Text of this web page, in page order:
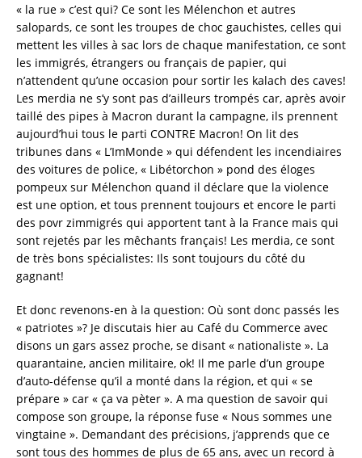
« la rue » c’est qui? Ce sont les Mélenchon et autres
salopards, ce sont les troupes de choc gauchistes, celles qui
mettent les villes à sac lors de chaque manifestation, ce sont
les immigrés, étrangers ou français de papier, qui
n’attendent qu’une occasion pour sortir les kalach des caves!
Les merdia ne s’y sont pas d’ailleurs trompés car, après avoir
taillé des pipes à Macron durant la campagne, ils prennent
aujourd’hui tous le parti CONTRE Macron! On lit des
tribunes dans « L’ImMonde » qui défendent les incendiaires
des voitures de police, « Libétorchon » pond des éloges
pompeux sur Mélenchon quand il déclare que la violence
est une option, et tous prennent toujours et encore le parti
des povr zimmigrés qui apportent tant à la France mais qui
sont rejetés par les mêchants français! Les merdia, ce sont
de très bons spécialistes: Ils sont toujours du côté du
gagnant!
Et donc revenons-en à la question: Où sont donc passés les
« patriotes »? Je discutais hier au Café du Commerce avec
disons un gars assez proche, se disant « nationaliste ». La
quarantaine, ancien militaire, ok! Il me parle d’un groupe
d’auto-défense qu’il a monté dans la région, et qui « se
prépare » car « ça va pèter ». A ma question de savoir qui
compose son groupe, la réponse fuse « Nous sommes une
vingtaine ». Demandant des précisions, j’apprends que ce
sont tous des hommes de plus de 65 ans, avec un record à